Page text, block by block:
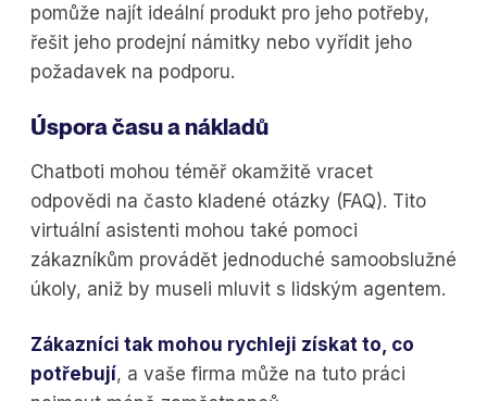
pomůže najít ideální produkt pro jeho potřeby,
řešit jeho prodejní námitky nebo vyřídit jeho
požadavek na podporu.
Úspora času a nákladů
Chatboti mohou téměř okamžitě vracet
odpovědi na často kladené otázky (FAQ). Tito
virtuální asistenti mohou také pomoci
zákazníkům provádět jednoduché samoobslužné
úkoly, aniž by museli mluvit s lidským agentem.
Zákazníci tak mohou rychleji získat to, co
potřebují, a vaše firma může na tuto práci